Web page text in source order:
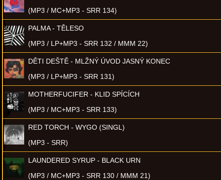
(MP3 / MC+MP3 - SRR 134)
PALMA - TĚLESO
(MP3 / LP+MP3 - SRR 132 / MMM 22)
DĚTI DEŠTĚ - MLŽNÝ ÚVOD JASNÝ KONEC
(MP3 / LP+MP3 - SRR 131)
MOTHERFUCIFER - KLID SPÍCÍCH
(MP3 / MC+MP3 - SRR 133)
RED TORCH - WYGO (SINGL)
(MP3 - SRR)
LAUNDERED SYRUP - BLACK URN
(MP3 / MC+MP3 - SRR 130 / MMM 21)